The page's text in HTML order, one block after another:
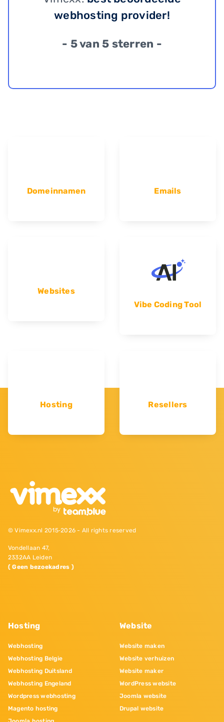
webhosting provider!
- 5 van 5 sterren -
Domeinnamen Emails
Websites
Vibe Coding Tool
Hosting Resellers
© Vimexx.nl 2015‐2026 - All rights reserved
Vondellaan 47,
2332AA Leiden
( Geen bezoekadres )
Hosting
Webhosting
Webhosting Belgie
Webhosting Duitsland
Webhosting Engeland
Wordpress webhosting
Magento hosting
Website
Website maken
Website verhuizen
Website maker
WordPress website
Joomla website
Drupal website